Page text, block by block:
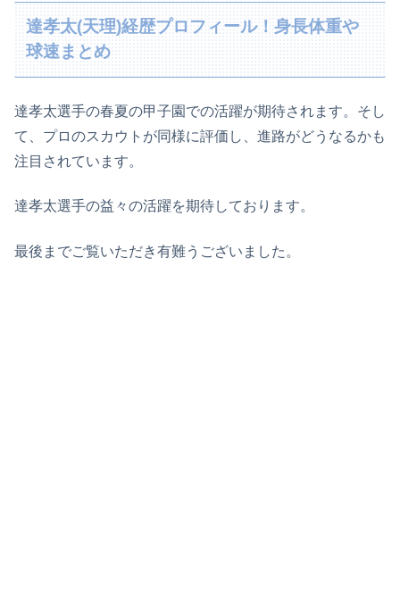
達孝太(天理)経歴プロフィール！身長体重や
球速まとめ
達孝太選手の春夏の甲子園での活躍が期待されます。そし
て、プロのスカウトが同様に評価し、進路がどうなるかも
注目されています。
達孝太選手の益々の活躍を期待しております。
最後までご覧いただき有難うございました。